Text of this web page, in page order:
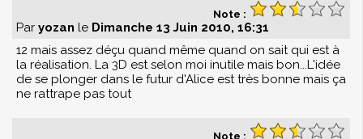
Note :
Par yozan le Dimanche 13 Juin 2010, 16:31
12 mais assez déçu quand même quand on sait qui est à
la réalisation. La 3D est selon moi inutile mais bon...L'idée
de se plonger dans le futur d'Alice est très bonne mais ça
ne rattrape pas tout
Note :